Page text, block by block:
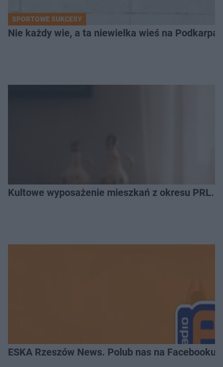
SPORTOWE SUKCESY
Nie każdy wie, a ta niewielka wieś na
Kultowe wyposażenie mieszkań z okresu PRL.
ESKA Rzeszów News. Polub nas na Facebooku!